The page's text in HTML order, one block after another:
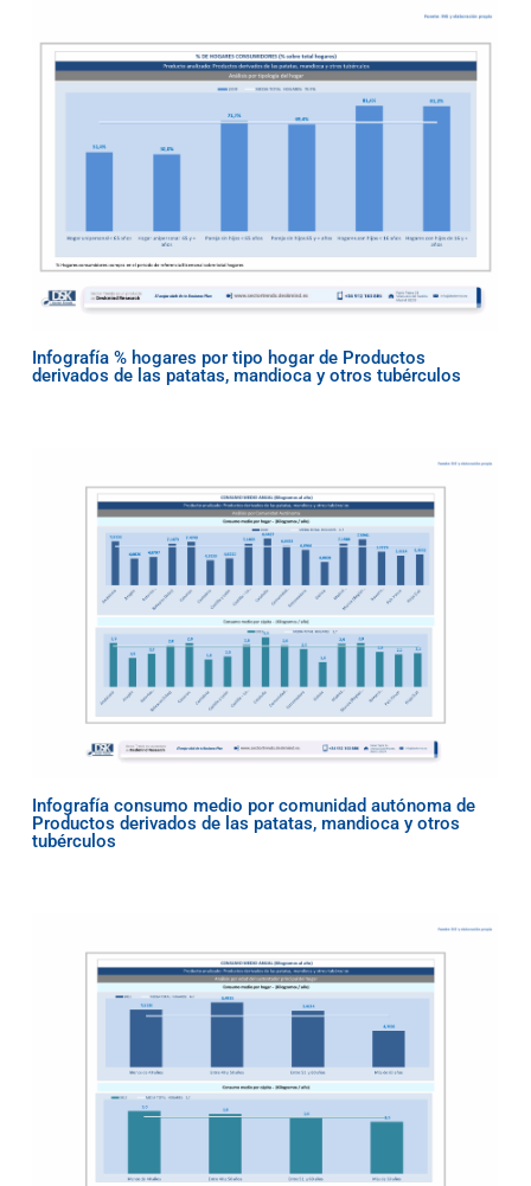
Infografía % hogares por tipo hogar de Productos
derivados de las patatas, mandioca y otros tubérculos
Infografía consumo medio por comunidad autónoma de
Productos derivados de las patatas, mandioca y otros
tubérculos